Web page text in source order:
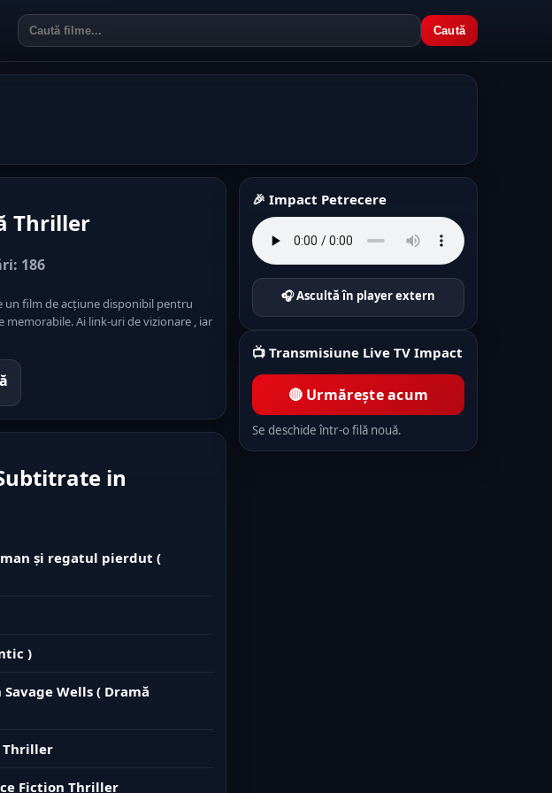
Caută
Thriller
186
un film de acțiune disponibil pentru
Ai link-uri de vizionare , iar
in
și regatul pierdut (
)
Wells ( Dramă
Thriller
Fiction Thriller
🎉 Impact Petrecere
🎧 Ascultă în player extern
📺 Transmisiune Live TV Impact
🔴 Urmărește acum
Se deschide într-o filă nouă.